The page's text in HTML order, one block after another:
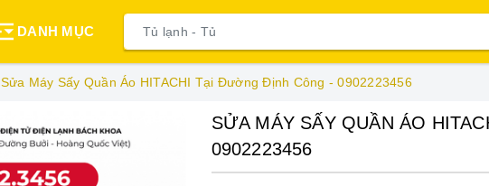
DANH MỤC
Sửa Máy Sấy Quần Áo HITACHI Tại Đường Định Công - 0902223456
SỬA MÁY SẤY QUẦN ÁO
0902223456